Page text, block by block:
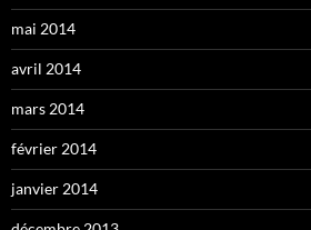
mai 2014
avril 2014
mars 2014
février 2014
janvier 2014